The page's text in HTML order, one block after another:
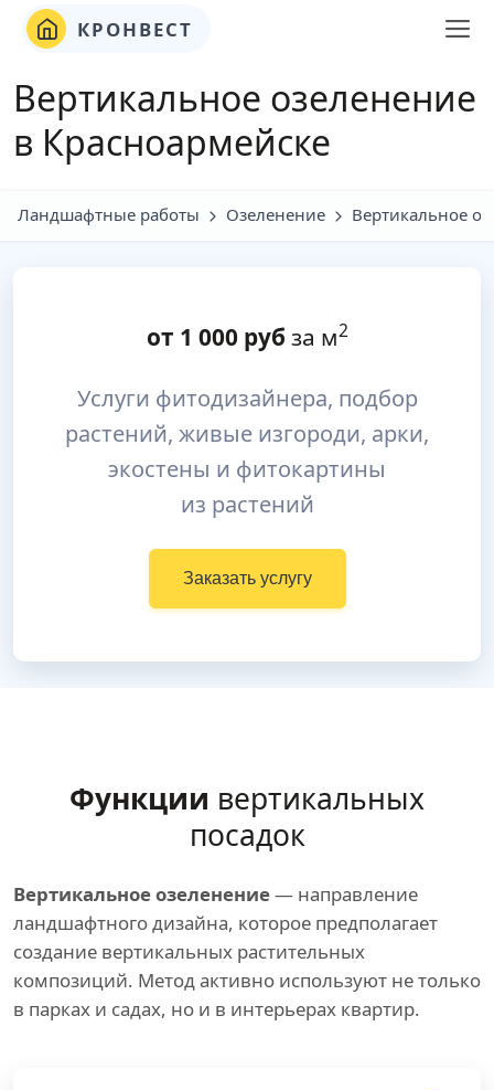
КРОНВЕСТ
Вертикальное озеленение
в Красноармейске
Ландшафтные работы Озеленение Вертикальное
от 1 000руб за м2
Услуги фитодизайнера, подбор
растений, живые изгороди, арки,
экостены и фитокартины
из растений
Заказать услугу
Функции вертикальных
посадок
Вертикальное озеленение— направление
ландшафтного дизайна, которое предполагает
создание вертикальных растительных
композиций. Метод активно используют не только
в парках и садах, но и в интерьерах квартир.